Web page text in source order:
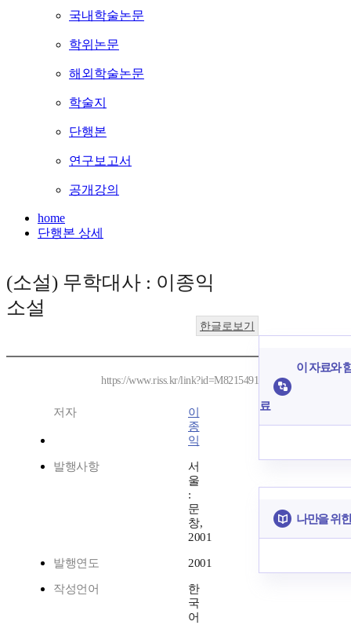
국내학술논문
학위논문
해외학술논문
학술지
단행본
연구보고서
공개강의
home
단행본 상세
(소설) 무학대사 : 이종익
소설
한글로보기
https://www.riss.kr/link?id=M8215491
저자
이
종
익
발행사항
서
울
:
문
창,
2001
발행연도 2001
작성언어
한
국
어
이 자료와
료
나만을 위